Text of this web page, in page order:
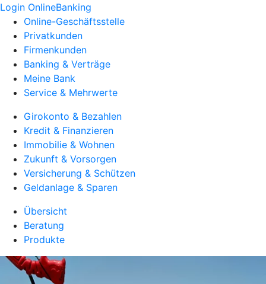
Login OnlineBanking
Online-Geschäftsstelle
Privatkunden
Firmenkunden
Banking & Verträge
Meine Bank
Service & Mehrwerte
Girokonto & Bezahlen
Kredit & Finanzieren
Immobilie & Wohnen
Zukunft & Vorsorgen
Versicherung & Schützen
Geldanlage & Sparen
Übersicht
Beratung
Produkte